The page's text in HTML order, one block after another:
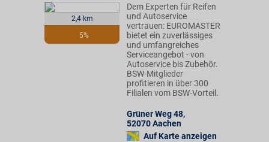
2,4 km
5%
Dem Experten für Reifen
und Autoservice
vertrauen: EUROMASTER
bietet ein zuverlässiges
und umfangreiches
Serviceangebot - von
Autoservice bis Zubehör.
BSW-Mitglieder
profitieren in über 300
Filialen vom BSW-Vorteil.
Grüner Weg 48,
52070Aachen
Auf Karte anzeigen